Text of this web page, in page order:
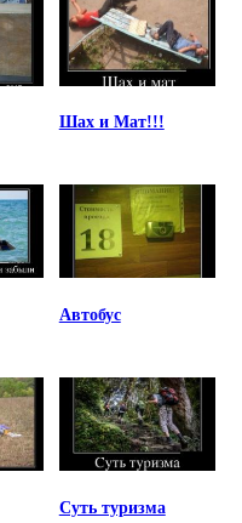
Шах и Мат!!!
Автобус
Суть туризма